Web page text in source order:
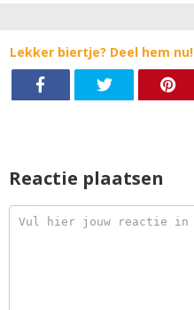
Lekker biertje? Deel hem nu!
Reactie plaatsen